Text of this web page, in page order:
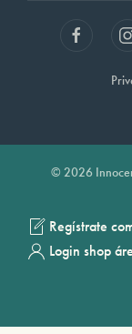
© 2026
Regístrate
Login shop